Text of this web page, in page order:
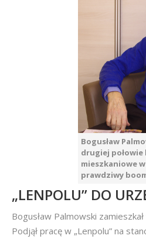
Bogusław
drugiej
mieszkaniowe
prawdziwy
„LENPOLU” DO
Bogusław Palmowski
Podjął pracę w „Lenpolu” na